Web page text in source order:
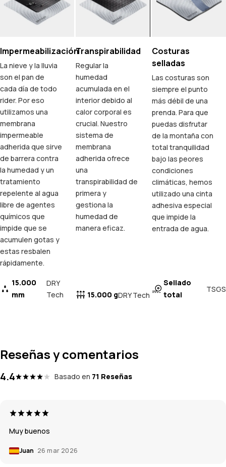
Impermeabilización
La nieve y la lluvia
son el pan de
cada día de todo
rider. Por eso
utilizamos una
membrana
impermeable
adherida que sirve
de barrera contra
la humedad y un
tratamiento
repelente al agua
libre de agentes
químicos que
impide que se
acumulen gotas y
estas resbalen
rápidamente.
15.000
mm
DRY
Tech
Transpirabilidad
Regular la
humedad
acumulada en el
interior debido al
calor corporal es
crucial. Nuestro
sistema de
membrana
adherida ofrece
una
transpirabilidad de
primera y
gestiona la
humedad de
manera eficaz.
15.000 gDRY Tech
Costuras
selladas
Las costuras son
siempre el punto
más débil de una
prenda. Para que
puedas disfrutar
de la montaña con
total tranquilidad
bajo las peores
condiciones
climáticas, hemos
utilizado una cinta
adhesiva especial
que impide la
entrada de agua.
Sellado
total
TSGS
Reseñas y comentarios
4.4 Basado en 71 Reseñas
Muy buenos
Juan 26 mar 2026